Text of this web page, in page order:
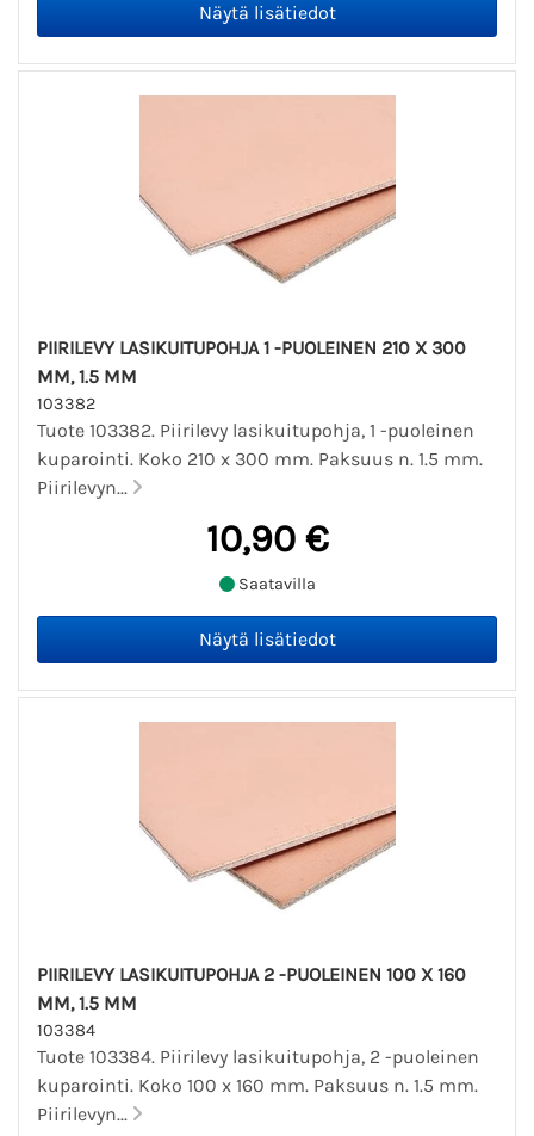
PIIRILEVY LASIKUITUPOHJA 1 -PUOLEINEN 210 X 300
MM, 1.5 MM
103382
Tuote 103382. Piirilevy lasikuitupohja, 1 -puoleinen
kuparointi. Koko 210 x 300 mm. Paksuus n. 1.5 mm.
Piirilevyn...
10,90 €
Saatavilla
PIIRILEVY LASIKUITUPOHJA 2 -PUOLEINEN 100 X 160
MM, 1.5 MM
103384
Tuote 103384. Piirilevy lasikuitupohja, 2 -puoleinen
kuparointi. Koko 100 x 160 mm. Paksuus n. 1.5 mm.
Piirilevyn...